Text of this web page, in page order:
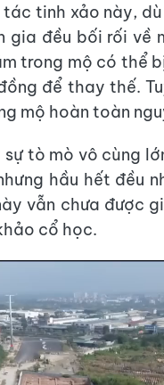
tinh xảo này,
gia đều bối rối về
trong mộ có thể
để thay thế.
mộ hoàn toàn
tò mò vô cùng
hầu hết đều
vẫn chưa được
cổ học.